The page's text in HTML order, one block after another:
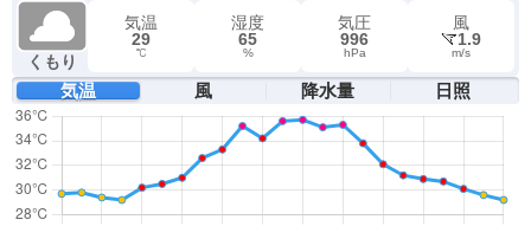
くもり
気温
29
℃
湿度
65
%
気圧
996
hPa
風
1.9
m/s
気温 風 降水量 日照